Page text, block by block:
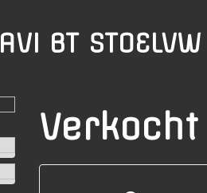
BT STOELVW
Verkocht